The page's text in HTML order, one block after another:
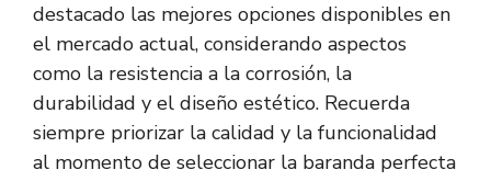
destacado las mejores opciones disponibles en
el mercado actual, considerando aspectos
como la resistencia a la corrosión, la
durabilidad y el diseño estético. Recuerda
siempre priorizar la calidad y la funcionalidad
al momento de seleccionar la baranda perfecta